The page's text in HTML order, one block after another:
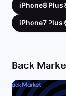
iPhone8 Plus
iPhone7 Plus
Back